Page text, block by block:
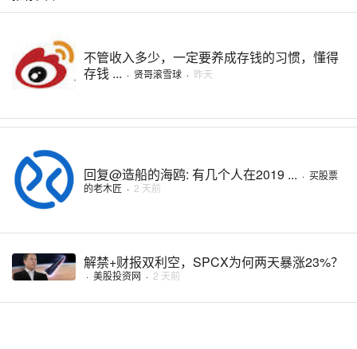
不管收入多少，一定要养成存钱的习惯，懂得
存钱 ... · 贤哥滚雪球 · 昨天
回复@造船的海鸥: 有几个人在2019 ... · 买股票
的老木匠 · 2 天前
解禁+财报双利空，SPCX为何两天暴涨23%？
· 美股投资网 · 2 天前